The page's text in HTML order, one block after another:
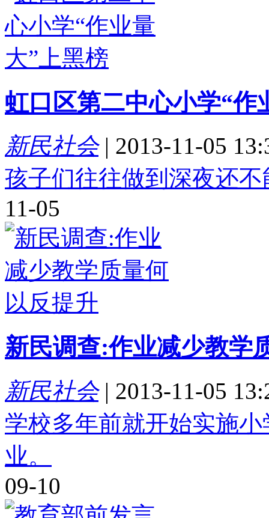
虹口区第二中心小学“作
新民社会| 2013-11-05
孩子们往往做到深夜还
11-05
新民调查:作业减少教学
新民社会| 2013-11-05
学校多年前就开始实施
业。
09-10